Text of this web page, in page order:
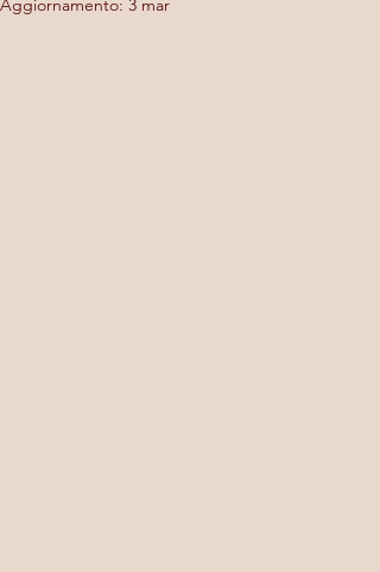
Aggiornamento: 3 mar